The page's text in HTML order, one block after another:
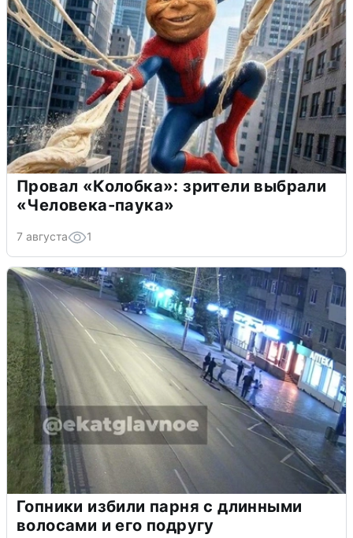
Провал «Колобка»: зрители выбрали
«Человека-паука»
7 августа 1
Гопники избили парня с длинными
волосами и его подругу